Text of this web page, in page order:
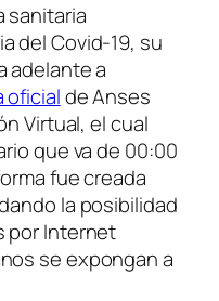
sanitaria
del Covid-19, su
adelante a
oficialde Anses
Virtual, el cual
que va de 00:00
fue creada
la posibilidad
por Internet
se expongan a